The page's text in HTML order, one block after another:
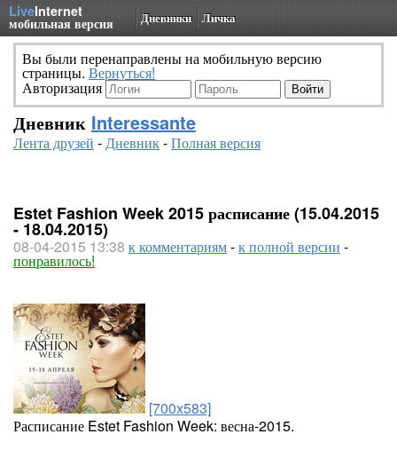
LiveInternet
мобильная версия Дневники Личка
Вы были перенаправлены на мобильную версию
страницы. Вернуться!
Авторизация
Дневник Interessante
Лента друзей -Дневник-Полная версия
Estet Fashion Week 2015 расписание (15.04.2015
- 18.04.2015)
08-04-2015 13:38 к комментариям-к полной версии -
понравилось!
[700x583]
Расписание Estet Fashion Week: весна-2015.